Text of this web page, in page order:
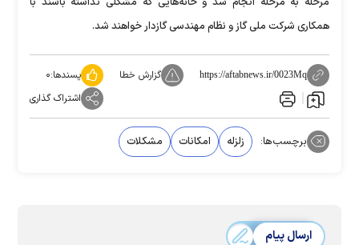
همکاری شرکت ملی گاز و نظام مهندسی گازدار خواهند شد.
https://aftabnews.ir/0023Mq گزارش خطا پسندها:۰
اشتراک گذاری
برچسب‌ها: زلزله امکانات مشکلات
ارسال پیام